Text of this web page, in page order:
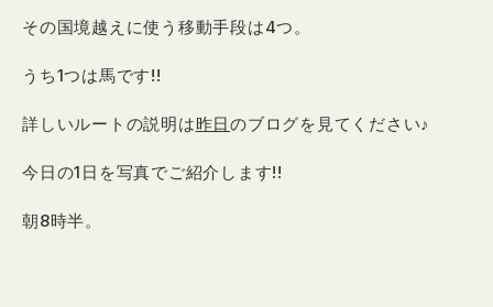
その国境越えに使う移動手段は4つ。
うち1つは馬です!!
詳しいルートの説明は昨日のブログを見てください♪
今日の1日を写真でご紹介します!!
朝8時半。